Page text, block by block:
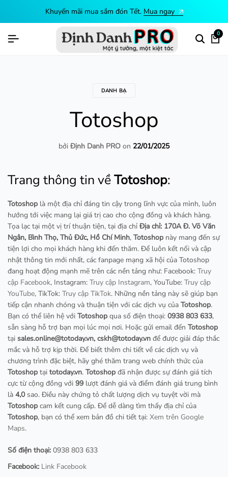
Khuyến mãi mua sắm đón Tết. Mua ngay
0
DANH BẠ
Totoshop
bởi Định Danh PRO on 22/01/2025
Trang thông tin vềTotoshop:
Totoshop là một địa chỉ đáng tin cậy trong lĩnh vực của mình, luôn
hướng tới việc mang lại giá trị cao cho cộng đồng và khách hàng.
Tọa lạc tại một vị trí thuận tiện, tại địa chỉ Địa chỉ: 170A Đ. Võ Văn
Ngân, Bình Thọ, Thủ Đức, Hồ Chí Minh, Totoshop này mang đến sự
tiện lợi cho mọi khách hàng khi đến thăm. Để luôn kết nối và cập
nhật thông tin mới nhất, các fanpage mạng xã hội của Totoshop
đang hoạt động mạnh mẽ trên các nền tảng như: Facebook: Truy
cập Facebook, Instagram: Truy cập Instagram, YouTube: Truy cập
YouTube, TikTok: Truy cập TikTok. Những nền tảng này sẽ giúp bạn
tiếp cận nhanh chóng và thuận tiện với các dịch vụ của Totoshop.
Bạn có thể liên hệ với Totoshop qua số điện thoại: 0938 803 633,
sẵn sàng hỗ trợ bạn mọi lúc mọi nơi. Hoặc gửi email đến Totoshop
tại sales.online@totoday.vn, cskh@totoday.vn để được giải đáp thắc
mắc và hỗ trợ kịp thời. Để biết thêm chi tiết về các dịch vụ và
chương trình đặc biệt, hãy ghé thăm trang web chính thức của
Totoshop tại totoday.vn. Totoshop đã nhận được sự đánh giá tích
cực từ cộng đồng với 99 lượt đánh giá và điểm đánh giá trung bình
là 4,0sao. Điều này chứng tỏ chất lượng dịch vụ tuyệt vời mà
Totoshop cam kết cung cấp. Để dễ dàng tìm thấy địa chỉ của
Totoshop, bạn có thể xem bản đồ chi tiết tại: Xem trên Google
Maps.
Số điện thoại: 0938 803 633
Facebook: Link Facebook